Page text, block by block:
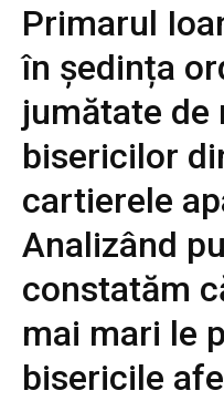
Primarul
în ședința
jumătate de
bisericilor
cartierele
Analizând
constatăm
mai mari le
bisericile